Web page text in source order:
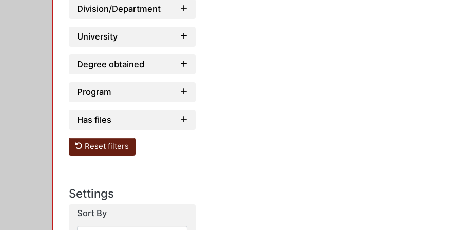
Division/Department
University
Degree obtained
Program
Has files
Reset filters
Settings
Sort By